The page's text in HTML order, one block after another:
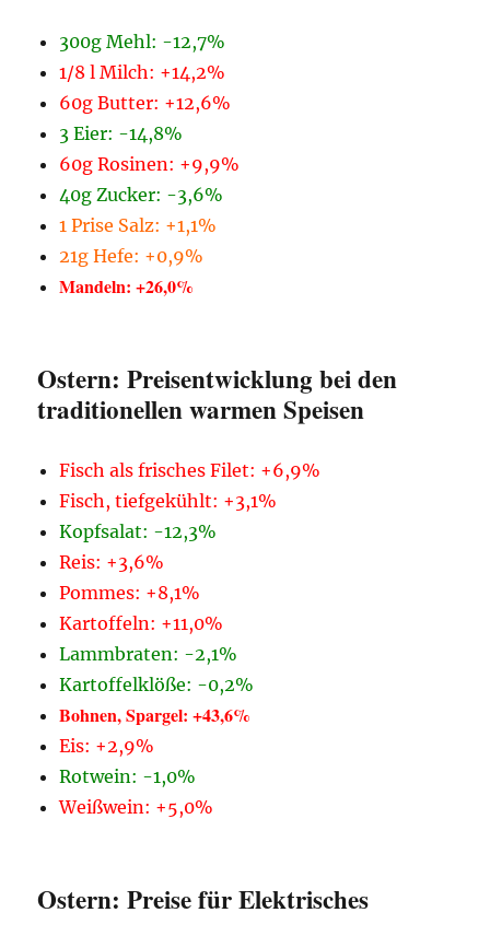
300g Mehl: -12,7%
1/8 l Milch: +14,2%
60g Butter: +12,6%
3 Eier: -14,8%
60g Rosinen: +9,9%
40g Zucker: -3,6%
1 Prise Salz: +1,1%
21g Hefe: +0,9%
Mandeln: +26,0%
Ostern: Preisentwicklung bei den
traditionellen warmen Speisen
Fisch als frisches Filet: +6,9%
Fisch, tiefgekühlt: +3,1%
Kopfsalat: -12,3%
Reis: +3,6%
Pommes: +8,1%
Kartoffeln: +11,0%
Lammbraten: -2,1%
Kartoffelklöße: -0,2%
Bohnen, Spargel: +43,6%
Eis: +2,9%
Rotwein: -1,0%
Weißwein: +5,0%
Ostern: Preise für Elektrisches